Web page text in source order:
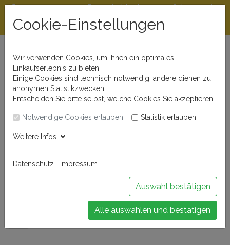
Beratungshotline
0721 - 830 777 0
Rabattstaffeln ab
300 €
Öffnungszeiten
Buchen Sie Ihr Weinseminar!
Cookie-Einstellungen
Wir verwenden Cookies, um Ihnen ein optimales
Einkaufserlebnis zu bieten.
Einige Cookies sind technisch notwendig, andere dienen zu
anonymen Statistikzwecken.
Entscheiden Sie bitte selbst, welche Cookies Sie akzeptieren.
Notwendige Cookies erlauben Statistik erlauben
Weitere Infos
Datenschutz Impressum
Auswahl bestätigen
Alle auswählen und bestätigen